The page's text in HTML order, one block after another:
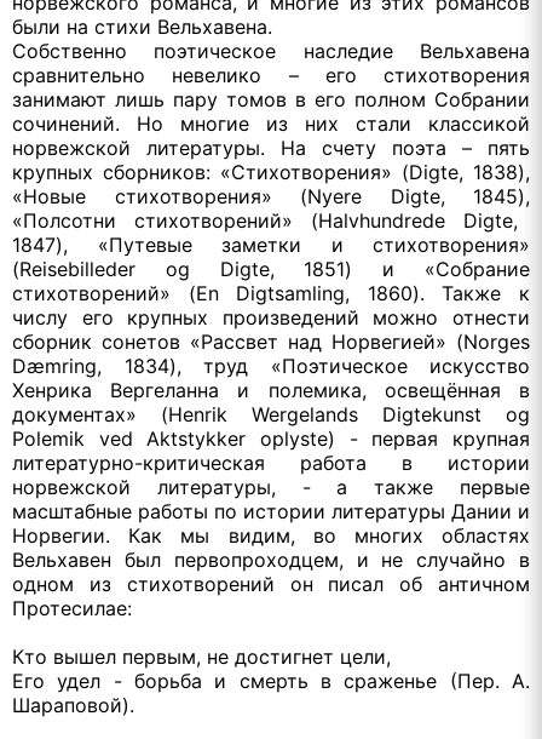
были на стихи Вельхавена.
Собственно поэтическое наследие Вельхавена
сравнительно невелико – его стихотворения
занимают лишь пару томов в его полном Собрании
сочинений. Но многие из них стали классикой
норвежской литературы. На счету поэта – пять
крупных сборников: «Стихотворения» (Digte, 1838),
«Новые стихотворения» (Nyere Digte, 1845),
«Полсотни стихотворений» (Halvhundrede Digte,
1847), «Путевые заметки и стихотворения»
(Reisebilleder og Digte, 1851) и «Собрание
стихотворений» (En Digtsamling, 1860). Также к
числу его крупных произведений можно отнести
сборник сонетов «Рассвет над Норвегией» (Norges
Dæmring, 1834), труд «Поэтическое искусство
Хенрика Вергеланна и полемика, освещённая в
документах» (Henrik Wergelands Digtekunst
og
Polemik
ved Aktstykker oplyste) - первая крупная
литературно-критическая работа в истории
норвежской литературы, - а также первые
масштабные работы по истории литературы Дании и
Норвегии. Как мы видим, во многих областях
Вельхавен был первопроходцем, и не случайно в
одном из стихотворений он писал об античном
Протесилае:
Кто вышел первым, не достигнет цели,
Его удел - борьба и смерть в сраженье (Пер. А.
Шараповой).